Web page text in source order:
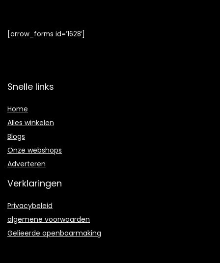
[arrow_forms id=’1628′]
Snelle links
Home
Alles winkelen
Blogs
Onze webshops
Adverteren
Verklaringen
Privacybeleid
algemene voorwaarden
Gelieerde openbaarmaking